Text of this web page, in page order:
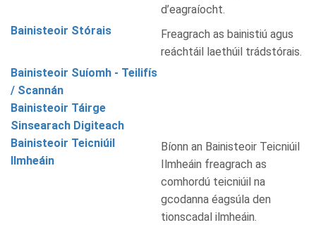
d’eagraíocht.
Bainisteoir Stórais
Freagrach as bainistiú agus
reáchtáil laethúil trádstórais.
Bainisteoir Suíomh - Teilifís
/ Scannán
Bainisteoir Táirge
Sinsearach Digiteach
Bainisteoir Teicniúil
Ilmheáin
Bíonn an Bainisteoir Teicniúil
Ilmheáin freagrach as
comhordú teicniúil na
gcodanna éagsúla den
tionscadal ilmheáin.